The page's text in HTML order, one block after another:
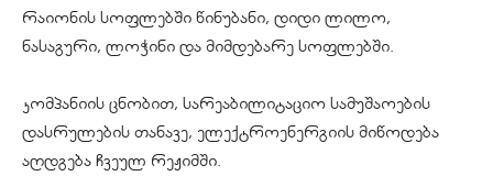
რაიონის სოფლებში წინუბანი, დიდი ლილო,
ნასაგური, ლოჭინი და მიმდებარე სოფლებში.
კომპანიის ცნობით, სარეაბილიტაციო სამუშაოების
დასრულების თანავე, ელექტროენერგიის მიწოდება
აღდგება ჩვეულ რეჟიმში.